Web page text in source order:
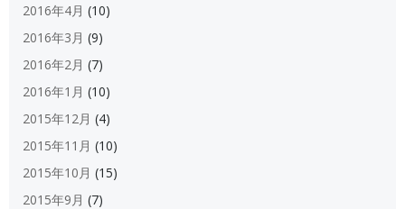
2016年4月 (10)
2016年3月 (9)
2016年2月 (7)
2016年1月 (10)
2015年12月 (4)
2015年11月 (10)
2015年10月 (15)
2015年9月 (7)